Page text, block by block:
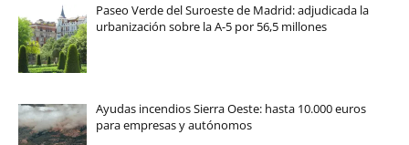
Paseo Verde del Suroeste de Madrid: adjudicada la
urbanización sobre la A-5 por 56,5 millones
Ayudas incendios Sierra Oeste: hasta 10.000 euros
para empresas y autónomos